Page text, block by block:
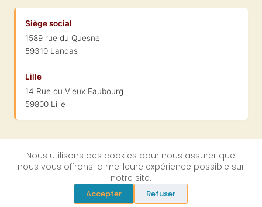
Nous utilisons des cookies pour nous assurer que
nous vous offrons la meilleure expérience possible sur
notre site.
Accepter Refuser
Siège social
1589 rue du Quesne
59310 Landas
Lille
14 Rue du Vieux Faubourg
59800 Lille
© 2004-2026 WhySoft Group · SARL au capital de 100 000 € ·
Landas (59) & Lille
Mentions légales ·RGPD